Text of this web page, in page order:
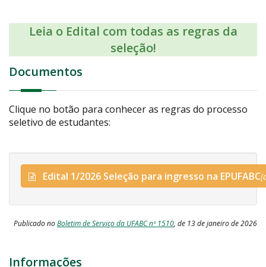
Leia o Edital com todas as regras da
seleção!
Documentos
Clique no botão para conhecer as regras do processo
seletivo de estudantes:
Edital 1/2026 Seleção para ingresso na EPUFABC
Publicado noBoletim de Serviço da UFABC nº 1510, de 13 de janeiro de 2026
Informações